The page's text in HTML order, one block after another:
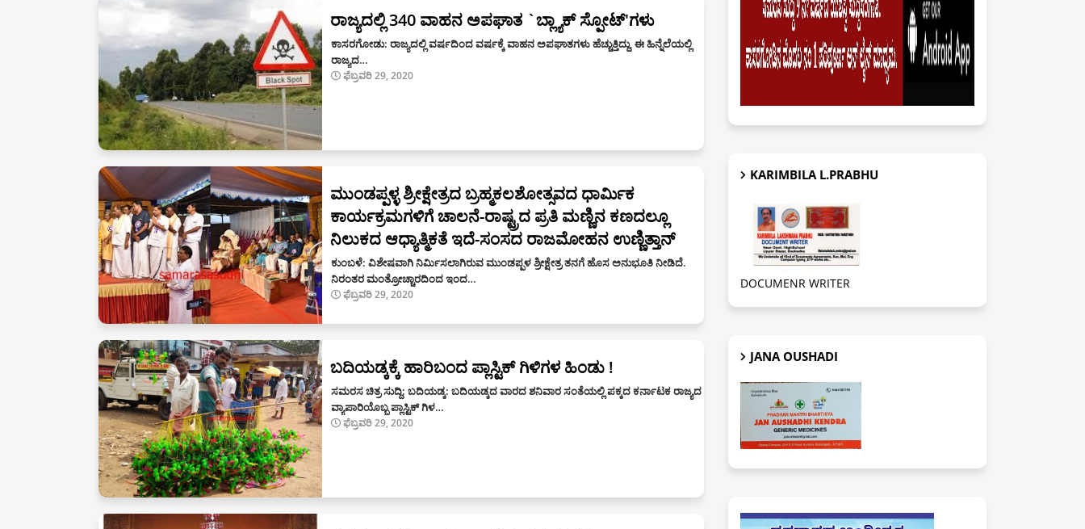
ರಾಜ್ಯದಲ್ಲಿ 340 ವಾಹನ ಅಪಘಾತ `ಬ್ಲ್ಯಾಕ್ ಸ್ಪೋಟ್'ಗಳು
ಕಾಸರಗೋಡು: ರಾಜ್ಯದಲ್ಲಿ ವರ್ಷದಿಂದ ವರ್ಷಕ್ಕೆ ವಾಹನ ಅಪಘಾತಗಳು ಹೆಚ್ಚುತ್ತಿದ್ದು, ಈ ಹಿನ್ನೆಲೆಯಲ್ಲಿ
ರಾಜ್ಯದ…
ಫೆಬ್ರವರಿ 29, 2020
ಮುಂಡಪ್ಪಳ್ಳ ಶ್ರೀಕ್ಷೇತ್ರದ ಬ್ರಹ್ಮಕಲಶೋತ್ಸವದ ಧಾರ್ಮಿಕ
ಕಾರ್ಯಕ್ರಮಗಳಿಗೆ ಚಾಲನೆ-ರಾಷ್ಟ್ರದ ಪ್ರತಿ ಮಣ್ಣಿನ ಕಣದಲ್ಲೂ
ನಿಲುಕದ ಆಧ್ಯಾತ್ಮಿಕತೆ ಇದೆ-ಸಂಸದ ರಾಜಮೋಹನ ಉಣ್ಣಿತ್ತಾನ್
ಕುಂಬಳೆ: ವಿಶೇಷವಾಗಿ ನಿರ್ಮಿಸಲಾಗಿರುವ ಮುಂಡಪ್ಪಳ ಶ್ರೀಕ್ಷೇತ್ರ ತನಗೆ ಹೊಸ ಅನುಭೂತಿ ನೀಡಿದೆ.
ನಿರಂತರ ಮಂತ್ರೋಚ್ಚಾರದಿಂದ ಇಂದ…
ಫೆಬ್ರವರಿ 29, 2020
ಬದಿಯಡ್ಕಕ್ಕೆ ಹಾರಿಬಂದ ಪ್ಲಾಸ್ಟಿಕ್ ಗಿಳಿಗಳ ಹಿಂಡು !
ಸಮರಸ ಚಿತ್ರ ಸುದ್ದಿ: ಬದಿಯಡ್ಕ: ಬದಿಯಡ್ಕದ ವಾರದ ಶನಿವಾರ ಸಂತೆಯಲ್ಲಿ ಪಕ್ಕದ ಕರ್ನಾಟಕ ರಾಜ್ಯದ
ವ್ಯಾಪಾರಿಯೊಬ್ಬ ಪ್ಲಾಸ್ಟಿಕ್ ಗಿಳ…
ಫೆಬ್ರವರಿ 29, 2020
KARIMBILA L.PRABHU
DOCUMENR WRITER
JANA OUSHADI